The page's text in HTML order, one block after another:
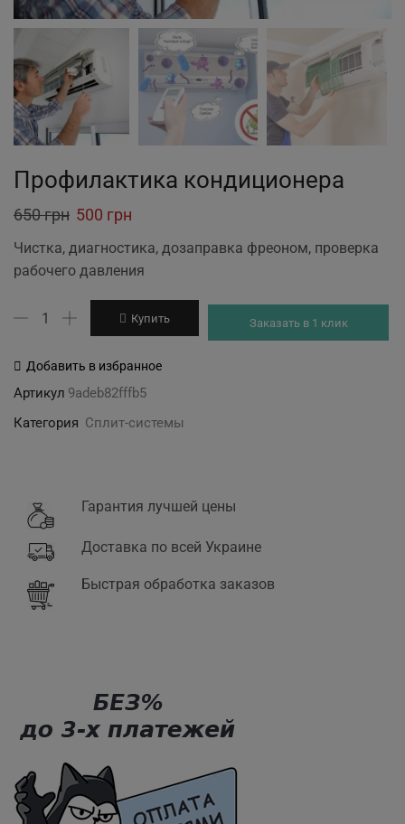
Профилактика кондиционера
650грн Original
was:
500 грн
is:
Чистка, диагностика, дозаправка фреоном, проверка
рабочего давления
Количество
Профилактика
Купить Заказать в 1 клик
Добавить в избранное
Артикул 9adeb82fffb5
Категория Сплит-системы
Гарантия лучшей цены
Доставка по всей Украине
Быстрая обработка заказов